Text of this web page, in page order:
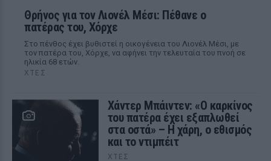
Θρήνος για τον Λιονέλ Μέσι: Πέθανε ο
πατέρας του, Χόρχε
Στο πένθος έχει βυθιστεί η οικογένεια του Λιονέλ Μέσι, με
τον πατέρα του, Χόρχε, να αφήνει την τελευταία του πνοή σε
ηλικία 68 ετών.
ΧΤΕΣ
Χάντερ Μπάιντεν: «Ο καρκίνος
του πατέρα έχει εξαπλωθεί
στα οστά» – Η χάρη, ο εθισμός
και το ντιμπέιτ
ΧΤΕΣ